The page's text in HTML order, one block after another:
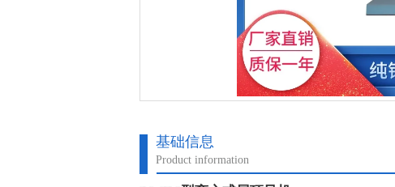
基础信息
Product information